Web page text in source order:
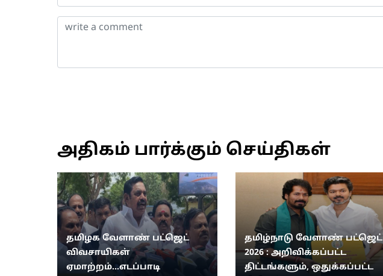
அதிகம் பார்க்கும் செய்திகள்
தமிழக வேளாண் பட்ஜெட்
விவசாயிகள்
ஏமாற்றம்...எடப்பாடி
தமிழ்நாடு வேளாண் பட்ஜெட்
2026 : அறிவிக்கப்பட்ட
திட்டங்களும், ஒதுக்கப்பட்ட